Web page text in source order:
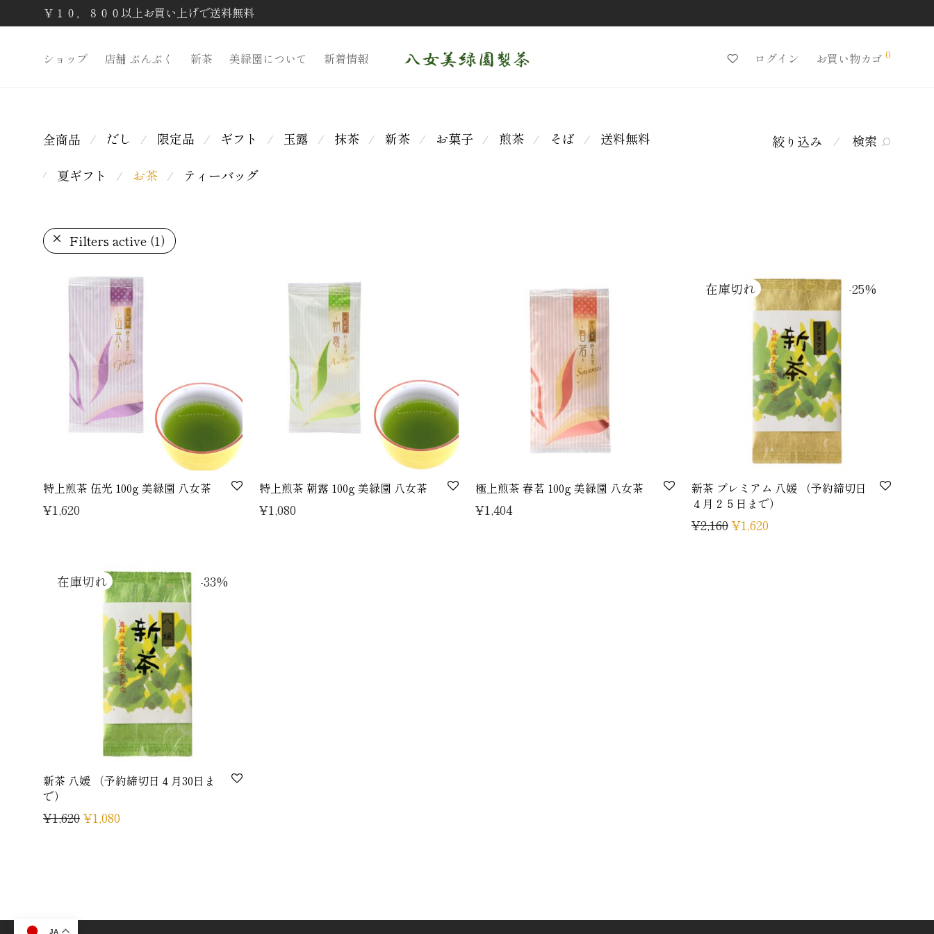
￥１０，８００以上お買い上げで送料無料
ショップ 店舗 ぶんぶく 新茶 美緑園について 新着情報 ログイン お買い物カゴ 0
絞り込み ⁄ 検索
全商品 ⁄ だし ⁄ 限定品 ⁄ ギフト ⁄ 玉露 ⁄ 抹茶 ⁄ 新茶 ⁄ お菓子 ⁄ 煎茶 ⁄ そば ⁄ 送料無料
⁄ 夏ギフト ⁄ お茶 ⁄ ティーバッグ
Filters active (1)
特上煎茶 伍光 100g 美緑園 八女茶
¥1,620
特上煎茶 朝露 100g 美緑園 八女茶
¥1,080
極上煎茶 春茗 100g 美緑園 八女茶
¥1,404
-25%
新茶 プレミアム 八媛 （予約締切日
４月２５日まで）
¥2,160¥1,620
-33%
新茶 八媛 （予約締切日４月30日ま
で）
¥1,620¥1,080
JA